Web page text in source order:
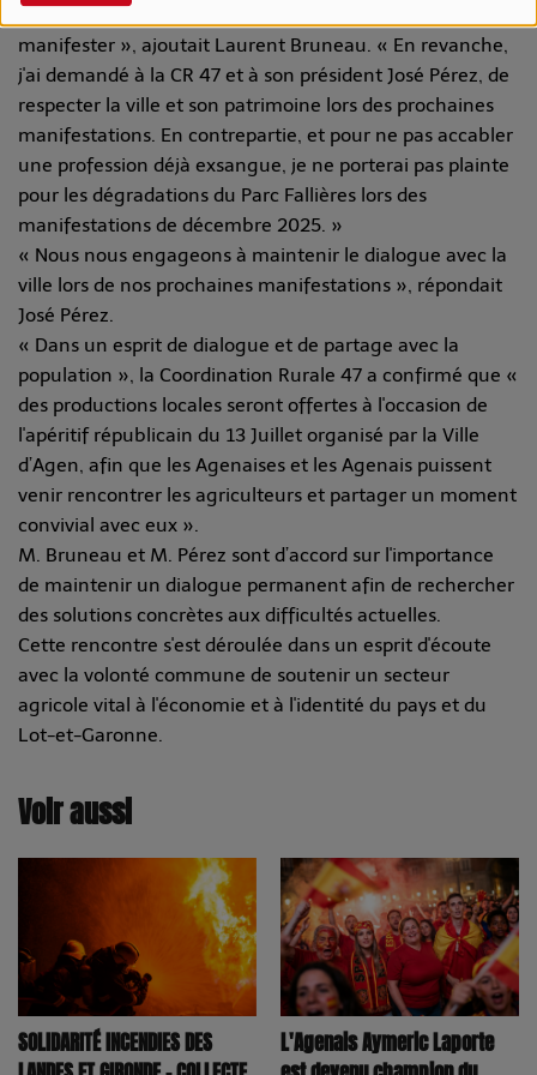
manifester », ajoutait Laurent Bruneau. « En revanche,
j'ai demandé à la CR 47 et à son président José Pérez, de
respecter la ville et son patrimoine lors des prochaines
manifestations. En contrepartie, et pour ne pas accabler
une profession déjà exsangue, je ne porterai pas plainte
pour les dégradations du Parc Fallières lors des
manifestations de décembre 2025. »
« Nous nous engageons à maintenir le dialogue avec la
ville lors de nos prochaines manifestations », répondait
José Pérez.
« Dans un esprit de dialogue et de partage avec la
population », la Coordination Rurale 47 a confirmé que «
des productions locales seront offertes à l'occasion de
l'apéritif républicain du 13 Juillet organisé par la Ville
d’Agen, afin que les Agenaises et les Agenais puissent
venir rencontrer les agriculteurs et partager un moment
convivial avec eux ».
M. Bruneau et M. Pérez sont d’accord sur l'importance
de maintenir un dialogue permanent afin de rechercher
des solutions concrètes aux difficultés actuelles.
Cette rencontre s'est déroulée dans un esprit d'écoute
avec la volonté commune de soutenir un secteur
agricole vital à l'économie et à l'identité du pays et du
Lot-et-Garonne.
Voir aussi
SOLIDARITÉ INCENDIES DES
L'Agenais Aymeric Laporte